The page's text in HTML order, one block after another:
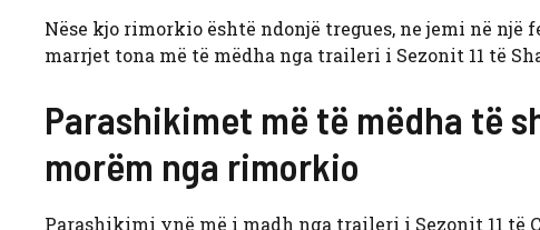
Nëse kjo rimorkio është ndonjë tregues, ne jemi në
marrjet tona më të mëdha nga traileri i Sezonit 11 të
Parashikimet më të mëdha të
morëm nga rimorkio
Parashikimi ynë më i madh nga traileri i Sezonit 11 të